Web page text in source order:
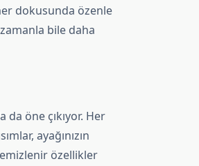
dokusunda özenle
bile daha
öne çıkıyor. Her
ayağınızın
özellikler